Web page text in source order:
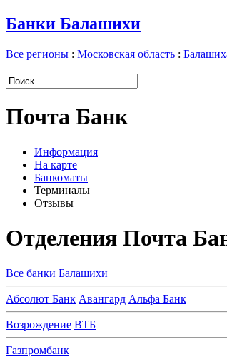
Банки Балашихи
Все регионы : Московская область :
Почта Банк
Информация
На карте
Банкоматы
Терминалы
Отзывы
Отделения Почта
Все банки Балашихи
Абсолют Банк Авангард Альфа Банк
Возрождение ВТБ
Газпромбанк